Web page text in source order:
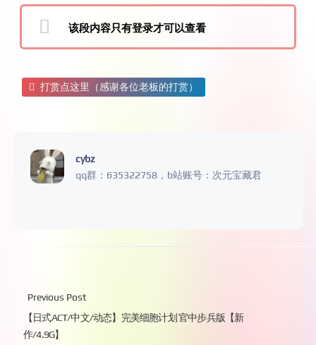
该段内容只有登录才可以查看
打赏点这里（感谢各位老板的打赏）
cybz
qq群：635322758，b站账号：次元宝藏君
Previous Post
【日式ACT/中文/动态】完美细胞计划 官中步兵版【新
作/4.9G】